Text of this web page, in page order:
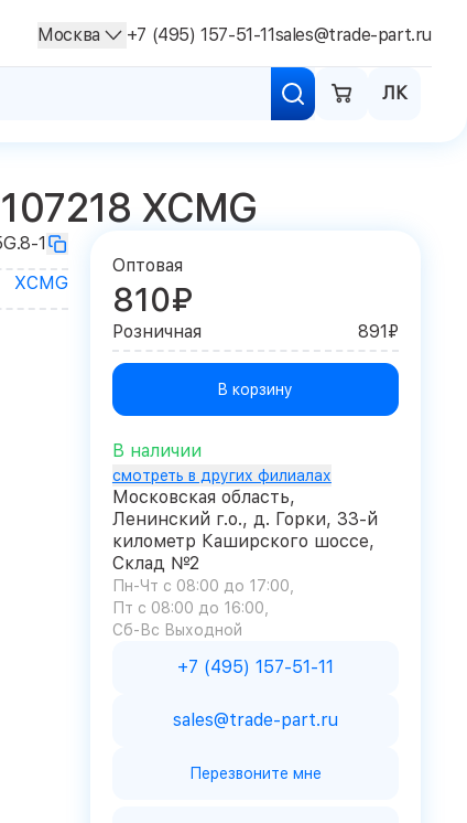
ЛК
Москва +7 (495) 157-51-11sales@trade-part.ru
XCMG
1
XCMG
Оптовая
810₽
Розничная 891₽
В корзину
В наличии
смотреть в других филиалах
Московская область,
Ленинский г.о., д. Горки, 33-й
километр Каширского шоссе,
Склад №2
Пн-Чт с 08:00 до 17:00
Пт с 08:00 до 16:00
Сб-Вс Выходной
+7 (495) 157-51-11
sales@trade-part.ru
Перезвоните мне